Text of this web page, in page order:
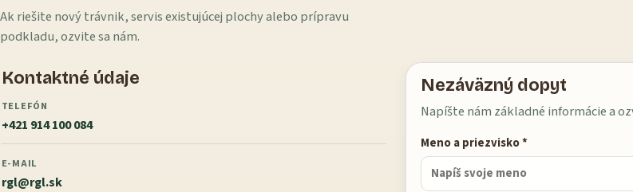
Ak riešite nový trávnik, servis existujúcej plochy alebo prípravu
podkladu, ozvite sa nám.
Kontaktné údaje
TELEFÓN
+421 914 100 084
E-MAIL
rgl@rgl.sk
Nezáväzný dopyt
Napíšte nám základné informácie a
Meno a priezvisko *
Spoločnosť